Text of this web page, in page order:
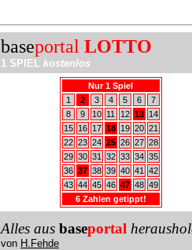
baseportal LOTTO
1 SPIEL kostenlos
Nur 1 Spiel
1
2 3 4 5 6
7
8
9 10 11 12 13
14
15
16 17 18 19 20 21
22 23 24 25 26 27 28
29 30 31 32 33 34 35
36 37 38 39 40 41
42
43 44 45 46 47 48 49
6 Zahlen getippt!
Alles aus baseportal
von H.Fehde